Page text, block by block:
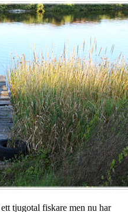
tjugotal fiskare men nu har